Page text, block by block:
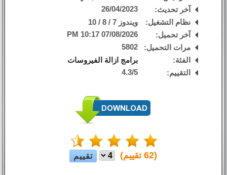
آخر تحديث:
26/04/2023
نظام التشغيل:
ويندوز 7 / 8 / 10
آخر تحميل:
07/08/2026 10:17 PM
مرات التحميل:
5802
الفئة:
برامج ازالة الفيروسات
التقييم:
4.3/5
(
62 تقييم)